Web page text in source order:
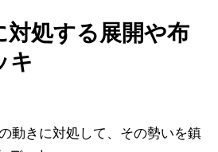
処する展開や布
キ
の動きに対処して、その勢いを鎮